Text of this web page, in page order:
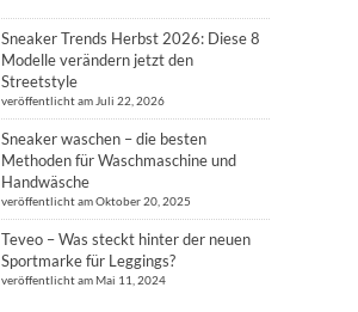
Sneaker Trends Herbst 2026: Diese 8
Modelle verändern jetzt den
Streetstyle
veröffentlicht am Juli 22, 2026
Sneaker waschen – die besten
Methoden für Waschmaschine und
Handwäsche
veröffentlicht am Oktober 20, 2025
Teveo – Was steckt hinter der neuen
Sportmarke für Leggings?
veröffentlicht am Mai 11, 2024